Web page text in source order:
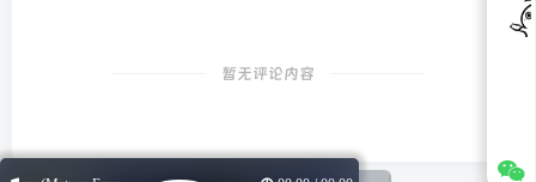
暂无评论内容